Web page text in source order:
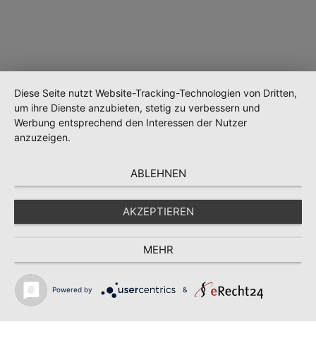
Wird geladen …
Diese Seite nutzt Website-Tracking-Technologien von Dritten,
um ihre Dienste anzubieten, stetig zu verbessern und
Werbung entsprechend den Interessen der Nutzer
anzuzeigen.
ABLEHNEN
AKZEPTIEREN
MEHR
Powered by &